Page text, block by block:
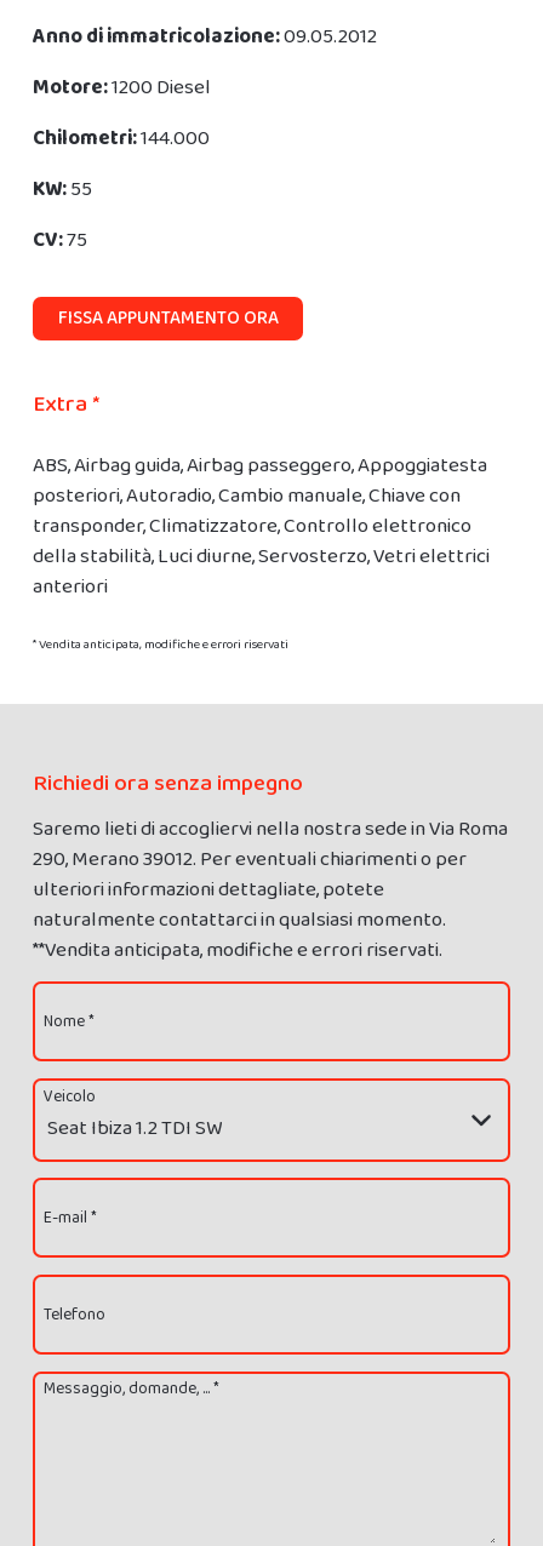
Anno di immatricolazione:09.05.2012
Motore:1200 Diesel
Chilometri:144.000
KW:55
CV:75
FISSA APPUNTAMENTO ORA
Extra *
ABS, Airbag guida, Airbag passeggero, Appoggiatesta
posteriori, Autoradio, Cambio manuale, Chiave con
transponder, Climatizzatore, Controllo elettronico
della stabilità, Luci diurne, Servosterzo, Vetri elettrici
anteriori
* Vendita anticipata, modifiche e errori riservati
Richiedi ora senza impegno
Saremo lieti di accogliervi nella nostra sede in Via Roma
290, Merano 39012. Per eventuali chiarimenti o per
ulteriori informazioni dettagliate, potete
naturalmente contattarci in qualsiasi momento.
**Vendita anticipata, modifiche e errori riservati.
Nome *
Veicolo
E-mail *
Telefono
Messaggio, domande, ... *